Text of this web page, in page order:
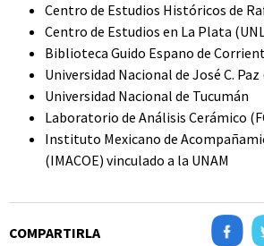
Centro de Estudios Históricos de
Centro de Estudios en La Plata
Biblioteca Guido Espano de
Universidad Nacional de José C. Paz
Universidad Nacional de Tucumán
Laboratorio de Análisis Cerámico
Instituto Mexicano de
(IMACOE) vinculado a la UNAM
COMPARTIRLA